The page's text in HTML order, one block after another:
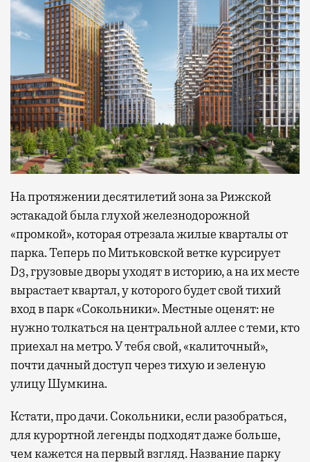
На протяжении десятилетий зона за Рижской
эстакадой была глухой железнодорожной
«промкой», которая отрезала жилые кварталы от
парка. Теперь по Митьковской ветке курсирует
D3, грузовые дворы уходят в историю, а на их месте
вырастает квартал, у которого будет свой тихий
вход в парк «Сокольники». Местные оценят: не
нужно толкаться на центральной аллее с теми, кто
приехал на метро. У тебя свой, «калиточный»,
почти дачный доступ через тихую и зеленую
улицу Шумкина.
Кстати, про дачи. Сокольники, если разобраться,
для курортной легенды подходят даже больше,
чем кажется на первый взгляд. Название парку